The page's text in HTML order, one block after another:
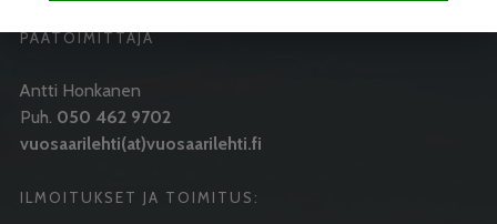
PÄÄTOIMITTAJA
Antti Honkanen
Puh. 050 462 9702
vuosaarilehti(at)vuosaarilehti.fi
ILMOITUKSET JA TOIMITUS: